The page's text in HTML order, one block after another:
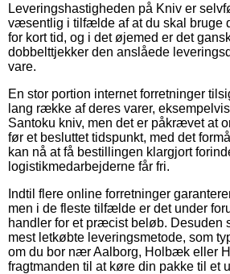
Leveringshastigheden på Kniv er
væsentlig i tilfælde af at du skal bruge
for kort tid, og i det øjemed er det
dobbelttjekker den anslåede
vare.
En stor portion internet forretninger
lang række af deres varer,
Santoku kniv, men det er påkrævet at
før et besluttet tidspunkt, med det
kan nå at få bestillingen klargjort
logistikmedarbejderne får fri.
Indtil flere online forretninger
men i de fleste tilfælde er det under
handler for et præcist beløb. Desuden
mest letkøbte leveringsmetode, som
om du bor nær Aalborg, Holbæk eller
fragtmanden til at køre din pakke til et